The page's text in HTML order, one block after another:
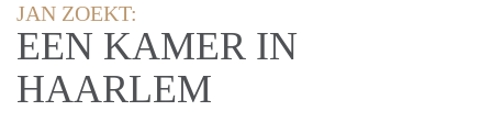
JAN ZOEKT:
EEN KAMER IN
HAARLEM